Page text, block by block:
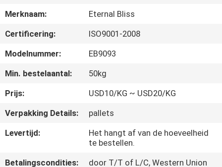
FABRIEKSREIS
CONTACTEER
ONS
VERZOEK
Merknaam:
Eternal Bliss
Certificering:
ISO9001-2008
Modelnummer:
EB9093
Min. bestelaantal:
50kg
Prijs:
USD10/KG ~ USD20/KG
Verpakking Details:
pallets
Levertijd:
Het hangt af van de hoeveelheid
te bestellen.
Betalingscondities:
door T/T of L/C, Western Union